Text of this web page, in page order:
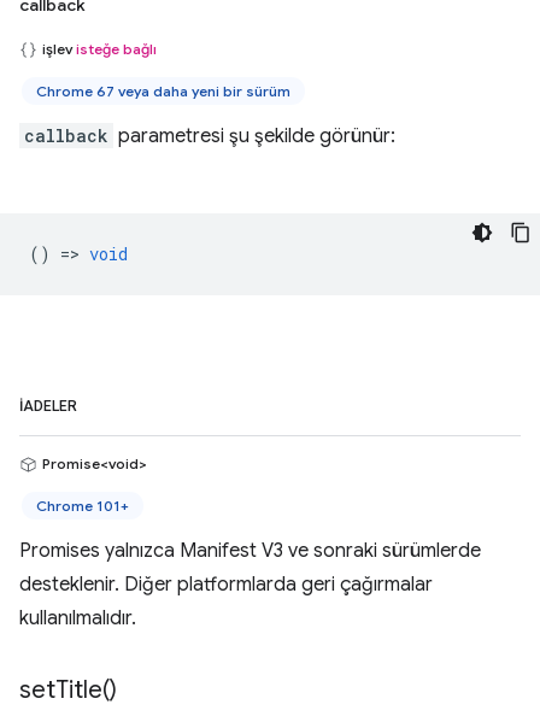
callback
işlevisteğe bağlı
Chrome 67 veya daha yeni bir sürüm
callback parametresi şu şekilde görünür:
() => void
İADELER
Promise<void>
Chrome 101+
Promises yalnızca Manifest V3 ve sonraki sürümlerde
desteklenir. Diğer platformlarda geri çağırmalar
kullanılmalıdır.
setTitle()